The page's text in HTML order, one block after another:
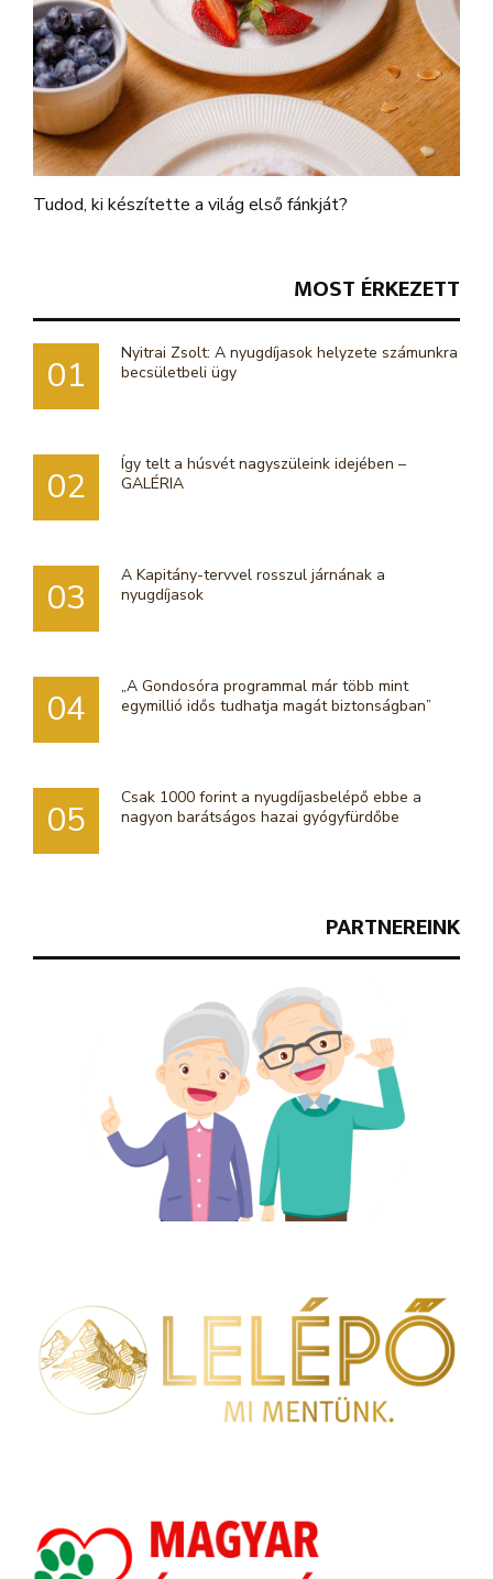
PARTNEREINK
Tudod, ki készítette a világ első fánkját?
MOST ÉRKEZETT
01
Nyitrai Zsolt: A nyugdíjasok helyzete számunkra
becsületbeli ügy
02
Így telt a húsvét nagyszüleink idejében –
GALÉRIA
03
A Kapitány-tervvel rosszul járnának a
nyugdíjasok
04
„A Gondosóra programmal már több mint
egymillió idős tudhatja magát biztonságban”
05
Csak 1000 forint a nyugdíjasbelépő ebbe a
nagyon barátságos hazai gyógyfürdőbe